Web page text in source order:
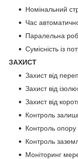
Номінальний
Час
Паралельна
Сумісність із
ЗАХИСТ
Захист від
Захист від
Захист від
Контроль
Контроль опору
Контроль
Моніторинг